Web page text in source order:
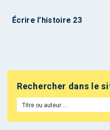
Écrire l’histoire 23
Rechercher dans le